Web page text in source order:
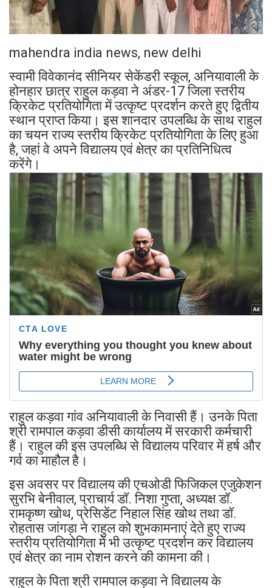
mahendra india news, new delhi
स्वामी विवेकानंद सीनियर सेकेंडरी स्कूल, अनियावाली के
होनहार छात्र राहुल कड़वा ने अंडर-17 जिला स्तरीय
क्रिकेट प्रतियोगिता में उत्कृष्ट प्रदर्शन करते हुए द्वितीय
स्थान प्राप्त किया। इस शानदार उपलब्धि के साथ राहुल
का चयन राज्य स्तरीय क्रिकेट प्रतियोगिता के लिए हुआ
है, जहां वे अपने विद्यालय एवं क्षेत्र का प्रतिनिधित्व
करेंगे।
राहुल कड़वा गांव अनियावाली के निवासी हैं। उनके पिता
श्री रामपाल कड़वा डीसी कार्यालय में सरकारी कर्मचारी
हैं। राहुल की इस उपलब्धि से विद्यालय परिवार में हर्ष और
गर्व का माहौल है।
इस अवसर पर विद्यालय की एचओडी फिजिकल एजुकेशन
सुरभि बेनीवाल, प्राचार्य डॉ. निशा गुप्ता, अध्यक्ष डॉ.
रामकृष्ण खोथ, प्रेसिडेंट निहाल सिंह खोथ तथा डॉ.
रोहतास जांगड़ा ने राहुल को शुभकामनाएं देते हुए राज्य
स्तरीय प्रतियोगिता में भी उत्कृष्ट प्रदर्शन कर विद्यालय
एवं क्षेत्र का नाम रोशन करने की कामना की।
राहुल के पिता श्री रामपाल कड़वा ने विद्यालय के